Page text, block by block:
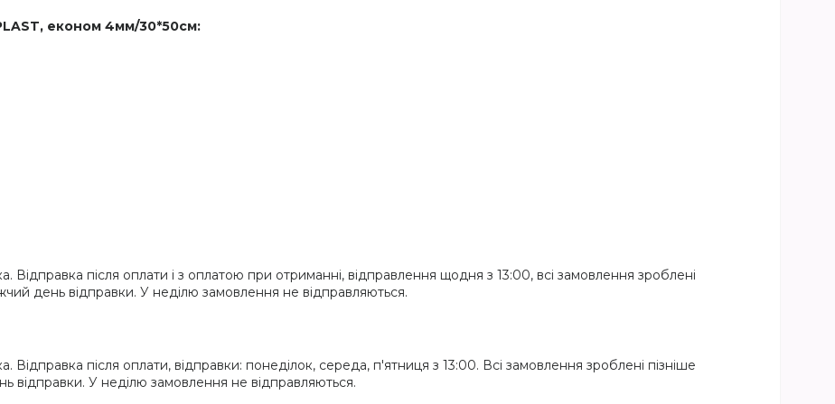
економ 4мм/30*50см:
Відправка після оплати і з оплатою при отриманні, відправлення щодня з 13:00, всі замовлення зроблені
день відправки. У неділю замовлення не відправляються.
Відправка після оплати, відправки: понеділок, середа, п'ятниця з 13:00. Всі замовлення зроблені пізніше
відправки. У неділю замовлення не відправляються.